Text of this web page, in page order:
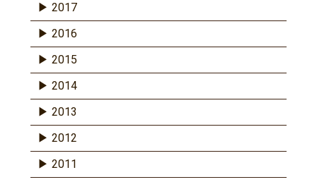
2017
2016
2015
2014
2013
2012
2011